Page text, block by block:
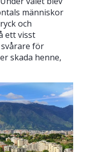
människor
och
ett visst
för
skada henne,